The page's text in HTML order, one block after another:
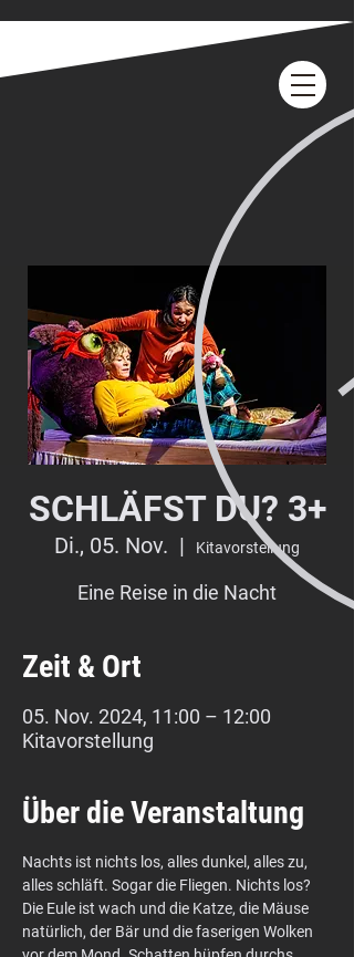
SCHLÄFST DU? 3+
Di., 05. Nov.
  |
Kitavorstellung
Eine Reise in die Nacht
Zeit & Ort
05. Nov. 2024, 11:00 – 12:00
Kitavorstellung
Über die Veranstaltung
Nachts ist nichts los, alles dunkel, alles zu,
alles schläft. Sogar die Fliegen. Nichts los?
Die Eule ist wach und die Katze, die Mäuse
natürlich, der Bär und die faserigen Wolken